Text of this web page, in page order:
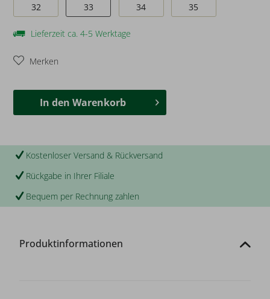
32 33 34 35
Lieferzeit ca. 4-5 Werktage
Merken
In den Warenkorb
Kostenloser Versand & Rückversand
Rückgabe in Ihrer Filiale
Bequem per Rechnung zahlen
Produktinformationen